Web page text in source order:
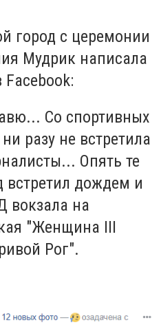
город с церемонии
Мудрик написала
Facebook:
Со спортивных
разу не встретила
Опять те
дождем и
вокзала на
"Женщина III
Рог".